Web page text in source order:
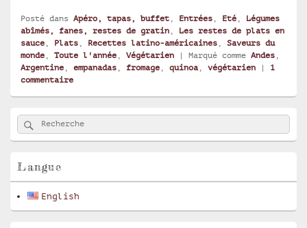
Posté dans Apéro, tapas, buffet , Entrées , Eté , Légumes
abîmés, fanes, restes de gratin , Les restes de plats en
sauce , Plats , Recettes latino-américaines , Saveurs du
monde , Toute l'année , Végétarien | Marqué comme Andes ,
Argentine , empanadas , fromage , quinoa , végétarien | 1
commentaire
Zone
principale
de
pour
latérale
Recherche :
Rechercher
Langue
English